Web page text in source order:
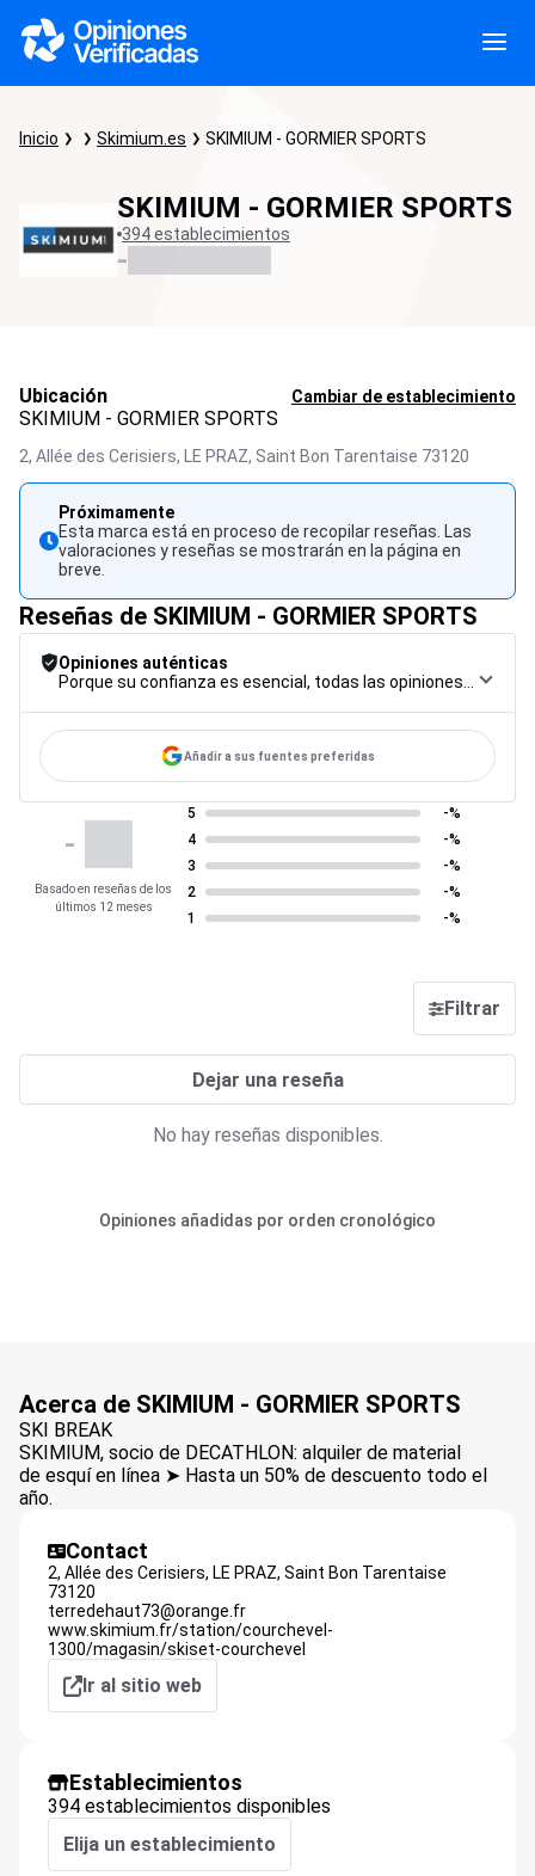
Inicio Skimium.es SKIMIUM - GORMIER SPORTS
SKIMIUM - GORMIER SPORTS
394 establecimientos
-
Ubicación Cambiar de establecimiento
SKIMIUM - GORMIER SPORTS
2, Allée des Cerisiers, LE PRAZ, Saint Bon Tarentaise 73120
Próximamente
Esta marca está en proceso de recopilar reseñas. Las
valoraciones y reseñas se mostrarán en la página en
breve.
Reseñas de SKIMIUM - GORMIER SPORTS
Opiniones auténticas
Añadir a sus fuentes preferidas
-
Basado en reseñas de los
últimos 12 meses
5
-%
4
-%
3
-%
2
-%
1
-%
Filtrar
Dejar una reseña
No hay reseñas disponibles.
Opiniones añadidas por orden cronológico
Acerca de SKIMIUM - GORMIER SPORTS
SKI BREAK
SKIMIUM, socio de DECATHLON: alquiler de material
de esquí en línea ➤ Hasta un 50% de descuento todo el
año.
Contact
2, Allée des Cerisiers, LE PRAZ, Saint Bon Tarentaise
73120
terredehaut73@orange.fr
www.skimium.fr/station/courchevel-
1300/magasin/skiset-courchevel
Ir al sitio web
Establecimientos
394 establecimientos disponibles
Elija un establecimiento